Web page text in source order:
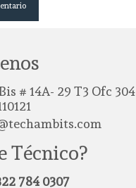
# 14A- 29 T3 Ofc 304
Técnico?
784 0307